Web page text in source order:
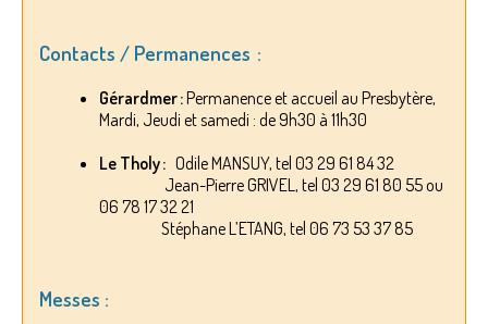
Contacts / Permanences :
Gérardmer :Permanence et accueil au Presbytère,
Mardi, Jeudi et samedi : de 9h30 à 11h30
Le Tholy : Odile MANSUY, tel 03 29 61 84 32
Jean-Pierre GRIVEL, tel 03 29 61 80 55 ou
06 78 17 32 21
Stéphane L’ETANG, tel 06 73 53 37 85
Messes :